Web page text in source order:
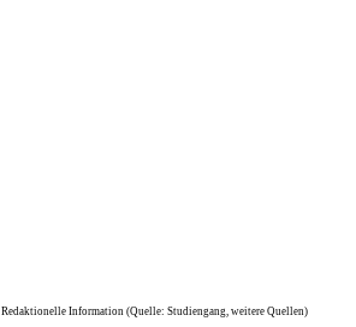
Redaktionelle Information (Quelle: Studiengang, weitere Quellen)